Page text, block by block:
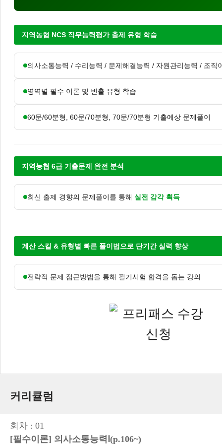
지역농협 NCS 직무능력평가 출제 유형 학습
의사소통능력 / 수리능력 / 문제해결능력 / 자원관리능력 / 조직
영역별 필수 이론 및 빈출 유형 학습
60문/60분형, 60문/70분형, 70문/70분형 기출예상 문제풀이
지역농협 6급 기출문제 완전 분석
최신 출제 경향의 문제풀이를 통해 실전 감각 획득
계산 스킬 & 유형별 빠른 풀이법으로 단기간 실력 향상
전략적 문제 접근방법을 통해 필기시험 합격을 돕는 강의
커리큘럼
회차 : 01
[필수이론] 의사소통능력Ⅰ(p.106~)